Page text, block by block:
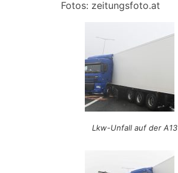
Fotos: zeitungsfoto.at
Lkw-Unfall auf der A13